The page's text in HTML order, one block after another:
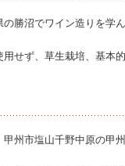
勝沼でワイン造りを学
せず、草生栽培、基本
州市塩山千野中原の甲